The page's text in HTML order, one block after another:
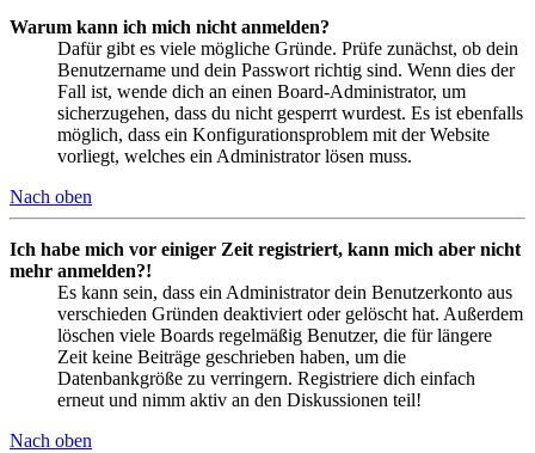
Warum kann ich mich nicht anmelden?
Dafür gibt es viele mögliche Gründe. Prüfe zunächst, ob dein
Benutzername und dein Passwort richtig sind. Wenn dies der
Fall ist, wende dich an einen Board-Administrator, um
sicherzugehen, dass du nicht gesperrt wurdest. Es ist ebenfalls
möglich, dass ein Konfigurationsproblem mit der Website
vorliegt, welches ein Administrator lösen muss.
Nach oben
Ich habe mich vor einiger Zeit registriert, kann mich aber nicht
mehr anmelden?!
Es kann sein, dass ein Administrator dein Benutzerkonto aus
verschieden Gründen deaktiviert oder gelöscht hat. Außerdem
löschen viele Boards regelmäßig Benutzer, die für längere
Zeit keine Beiträge geschrieben haben, um die
Datenbankgröße zu verringern. Registriere dich einfach
erneut und nimm aktiv an den Diskussionen teil!
Nach oben